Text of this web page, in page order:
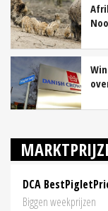
DCA
Biggen weekprijzen